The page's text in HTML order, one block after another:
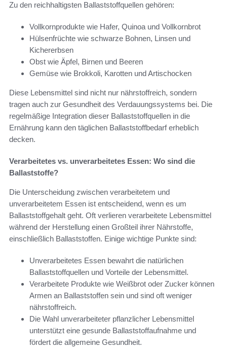
Zu den reichhaltigsten Ballaststoffquellen gehören:
Vollkornprodukte wie Hafer, Quinoa und Vollkornbrot
Hülsenfrüchte wie schwarze Bohnen, Linsen und
Kichererbsen
Obst wie Äpfel, Birnen und Beeren
Gemüse wie Brokkoli, Karotten und Artischocken
Diese Lebensmittel sind nicht nur nährstoffreich, sondern
tragen auch zur Gesundheit des Verdauungssystems bei. Die
regelmäßige Integration dieser Ballaststoffquellen in die
Ernährung kann den täglichen Ballaststoffbedarf erheblich
decken.
Verarbeitetes vs. unverarbeitetes Essen: Wo sind die
Ballaststoffe?
Die Unterscheidung zwischen verarbeitetem und
unverarbeitetem Essen ist entscheidend, wenn es um
Ballaststoffgehalt geht. Oft verlieren verarbeitete Lebensmittel
während der Herstellung einen Großteil ihrer Nährstoffe,
einschließlich Ballaststoffen. Einige wichtige Punkte sind:
Unverarbeitetes Essen bewahrt die natürlichen
Ballaststoffquellen und Vorteile der Lebensmittel.
Verarbeitete Produkte wie Weißbrot oder Zucker können
Armen an Ballaststoffen sein und sind oft weniger
nährstoffreich.
Die Wahl unverarbeiteter pflanzlicher Lebensmittel
unterstützt eine gesunde Ballaststoffaufnahme und
fördert die allgemeine Gesundheit.